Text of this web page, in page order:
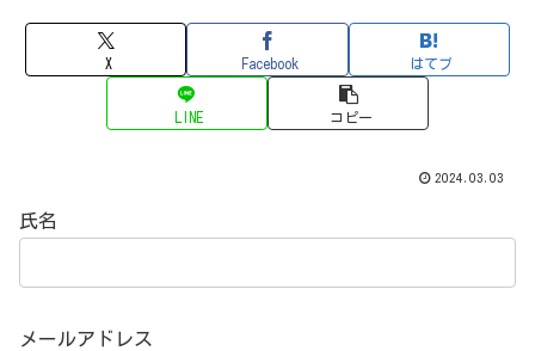
X Facebook はてブ
LINE コピー
2024.03.03
氏名
メールアドレス